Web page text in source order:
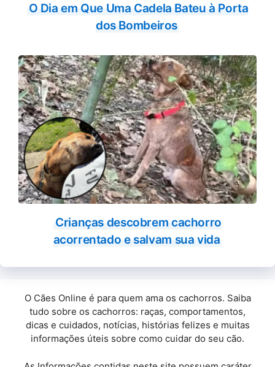
O Dia em Que Uma Cadela Bateu à Porta
dos Bombeiros
Crianças descobrem cachorro
acorrentado e salvam sua vida
O Cães Online é para quem ama os cachorros. Saiba
tudo sobre os cachorros: raças, comportamentos,
dicas e cuidados, notícias, histórias felizes e muitas
informações úteis sobre como cuidar do seu cão.